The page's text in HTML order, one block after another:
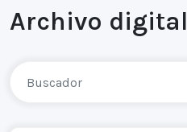
Archivo digital